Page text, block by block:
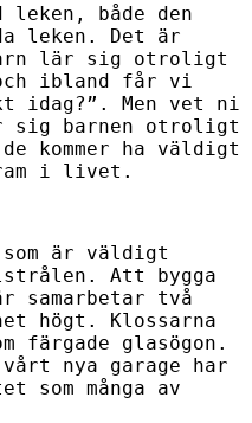
både den
leken. Det är
lär sig otroligt
ibland får vi
idag?”. Men vet ni
sig barnen otroligt
kommer ha väldigt
i livet.
är väldigt
Att bygga
samarbetar två
högt. Klossarna
färgade glasögon.
nya garage har
många av